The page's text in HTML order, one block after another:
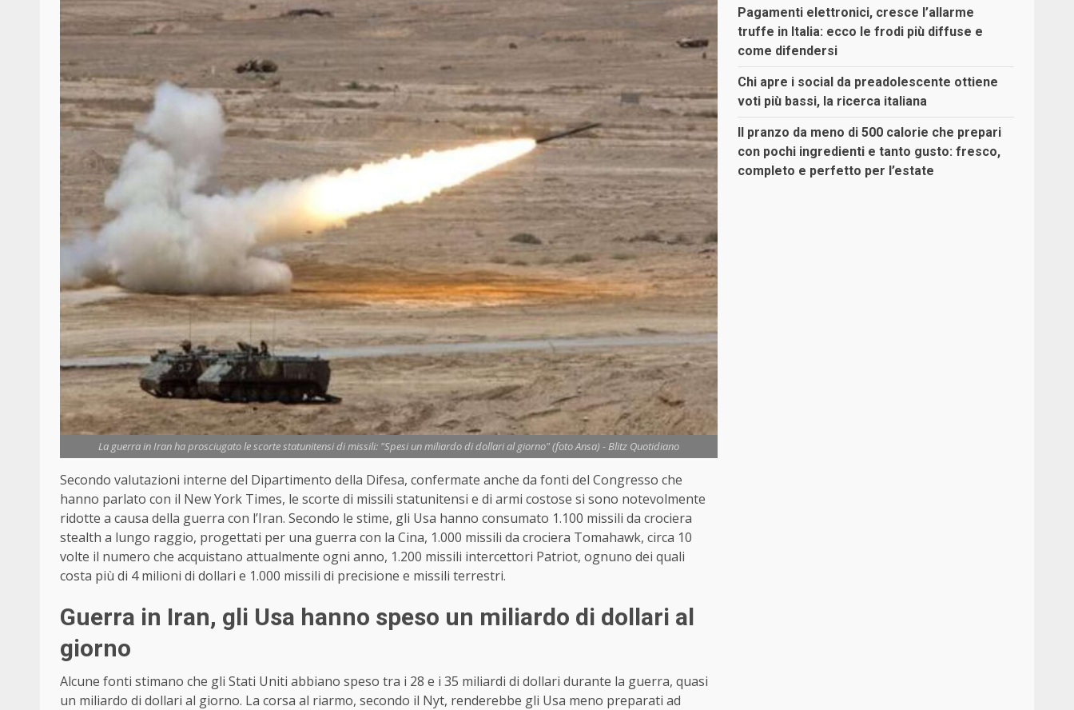
La guerra in Iran ha prosciugato le scorte statunitensi di missili: "Spesi un miliardo di dollari al giorno" (foto Ansa) - Blitz Quotidiano
Secondo valutazioni interne del Dipartimento della Difesa, confermate anche da fonti del Congresso che
hanno parlato con il New York Times, le scorte di missili statunitensi e di armi costose si sono notevolmente
ridotte a causa della guerra con l’Iran. Secondo le stime, gli Usa hanno consumato 1.100 missili da crociera
stealth a lungo raggio, progettati per una guerra con la Cina, 1.000 missili da crociera Tomahawk, circa 10
volte il numero che acquistano attualmente ogni anno, 1.200 missili intercettori Patriot, ognuno dei quali
costa più di 4 milioni di dollari e 1.000 missili di precisione e missili terrestri.
Guerra in Iran, gli Usa hanno speso un miliardo di dollari al
giorno
Alcune fonti stimano che gli Stati Uniti abbiano speso tra i 28 e i 35 miliardi di dollari durante la guerra, quasi
un miliardo di dollari al giorno. La corsa al riarmo, secondo il Nyt, renderebbe gli Usa meno preparati ad
Pagamenti elettronici, cresce l’allarme
truffe in Italia: ecco le frodi più diffuse e
come difendersi
Chi apre i social da preadolescente ottiene
voti più bassi, la ricerca italiana
Il pranzo da meno di 500 calorie che prepari
con pochi ingredienti e tanto gusto: fresco,
completo e perfetto per l’estate